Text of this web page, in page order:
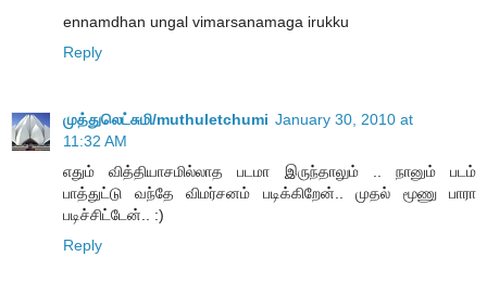
ennamdhan ungal vimarsanamaga irukku
Reply
முத்துலெட்சுமி/muthuletchumi January 30, 2010 at
11:32 AM
எதும் வித்தியாசமில்லாத படமா இருந்தாலும் .. நானும் படம்
பாத்துட்டு வந்தே விமர்சனம் படிக்கிறேன்.. முதல் மூணு பாரா
படிச்சிட்டேன்.. :)
Reply